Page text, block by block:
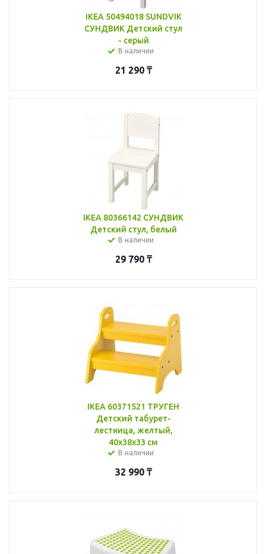
IKEA 50494018 SUNDVIK
СУНДВИК Детский стул
- серый
В наличии
21 290₸
IKEA 80366142 СУНДВИК
Детский стул, белый
В наличии
29 790₸
IKEA 60371521 ТРУГЕН
Детский табурет-
лестница, желтый,
40x38x33 см
В наличии
32 990₸